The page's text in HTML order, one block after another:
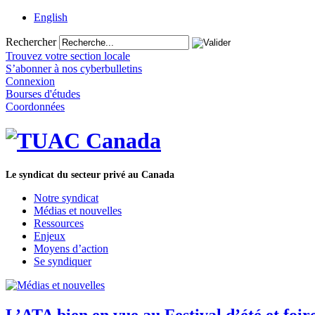
English
Rechercher
Trouvez votre section locale
S’abonner à nos cyberbulletins
Connexion
Bourses d'études
Coordonnées
Le syndicat du secteur privé au Canada
Notre syndicat
Médias et nouvelles
Ressources
Enjeux
Moyens d’action
Se syndiquer